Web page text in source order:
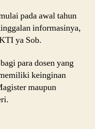
pada awal tahun
informasinya,
ya Sob.
para dosen yang
keinginan
maupun